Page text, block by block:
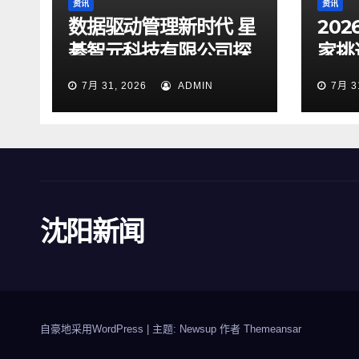
资讯
数据驱动管理新时代 星
綦智元科技有限公司探
索智慧决策价值
7月 31, 2026 ADMIN
资讯
家
企业
7月
沈阳新闻
自豪地采用WordPress 主题: Newsup 作者 Themeansar